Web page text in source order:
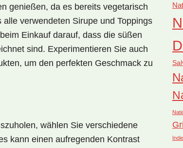
genießen, da es bereits vegetarisch
verwendeten Sirupe und Toppings
Einkauf darauf, dass die süßen
sind. Experimentieren Sie auch
um den perfekten Geschmack zu
wählen Sie verschiedene
kann einen aufregenden Kontrast